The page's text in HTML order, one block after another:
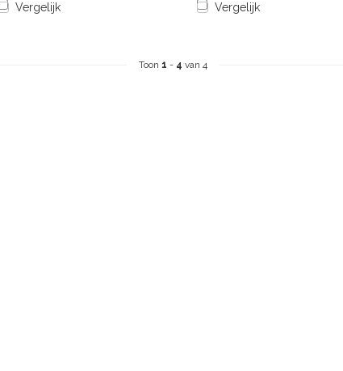
Vergelijk
Vergelijk
Toon 1 - 4 van 4